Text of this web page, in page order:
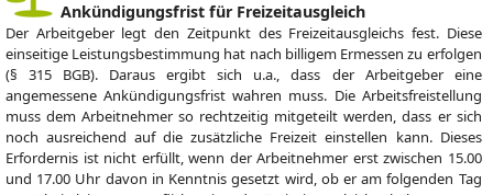
Ankündigungsfrist für Freizeitausgleich
Der Arbeitgeber legt den Zeitpunkt des Freizeitausgleichs fest. Diese
einseitige Leistungsbestimmung hat nach billigem Ermessen zu erfolgen
(§ 315 BGB). Daraus ergibt sich u.a., dass der Arbeitgeber eine
angemessene Ankündigungsfrist wahren muss. Die Arbeitsfreistellung
muss dem Arbeitnehmer so rechtzeitig mitgeteilt werden, dass er sich
noch ausreichend auf die zusätzliche Freizeit einstellen kann. Dieses
Erfordernis ist nicht erfüllt, wenn der Arbeitnehmer erst zwischen 15.00
und 17.00 Uhr davon in Kenntnis gesetzt wird, ob er am folgenden Tag